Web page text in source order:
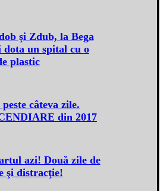
şi Zdub, la Bega
un spital cu o
plastic
câteva zile.
din 2017
azi! Două zile de
şi distracţie!